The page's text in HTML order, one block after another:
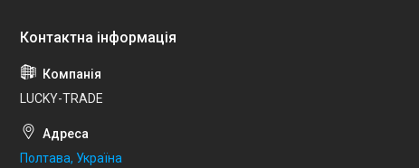
LUCKY-TRADE
Полтава, Україна